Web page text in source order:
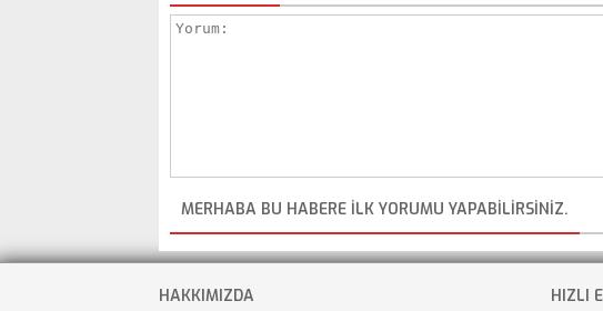
MERHABA BU HABERE ILK YORUMU YAPABILIRSINIZ.
HAKKIMIZDA HIZLI